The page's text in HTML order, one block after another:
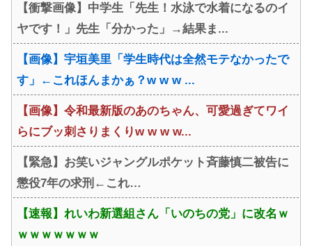
ｗ【衝撃画像】中学生「先生！水泳で水着になるのイ
ヤです！」先生「分かった」→結果ま...
【画像】宇垣美里「学生時代は全然モテなかったで
す」←これほんまかぁ？w w w ...
【画像】令和最新版のあのちゃん、可愛過ぎてワイ
らにブッ刺さりまくりw w w w...
【緊急】お笑いジャングルポケット斉藤慎二被告に
懲役7年の求刑←これ…
【速報】れいわ新選組さん「いのちの党」に改名ｗ
ｗｗｗｗｗｗｗ